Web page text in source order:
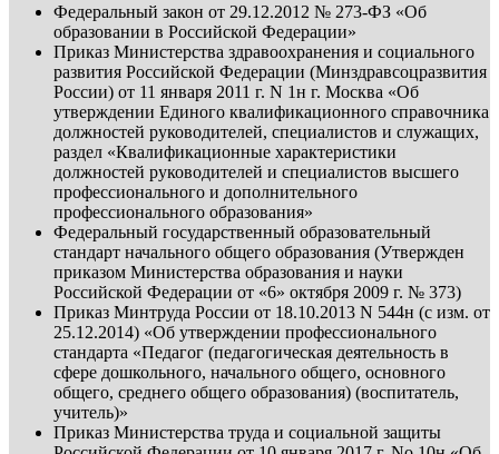
Федеральный закон от 29.12.2012 № 273-ФЗ «Об
образовании в Российской Федерации»
Приказ Министерства здравоохранения и социального
развития Российской Федерации (Минздравсоцразвития
России) от 11 января 2011 г. N 1н г. Москва «Об
утверждении Единого квалификационного справочника
должностей руководителей, специалистов и служащих,
раздел «Квалификационные характеристики
должностей руководителей и специалистов высшего
профессионального и дополнительного
профессионального образования»
Федеральный государственный образовательный
стандарт начального общего образования (Утвержден
приказом Министерства образования и науки
Российской Федерации от «6» октября 2009 г. № 373)
Приказ Минтруда России от 18.10.2013 N 544н (с изм. от
25.12.2014) «Об утверждении профессионального
стандарта «Педагог (педагогическая деятельность в
сфере дошкольного, начального общего, основного
общего, среднего общего образования) (воспитатель,
учитель)»
Приказ Министерства труда и социальной защиты